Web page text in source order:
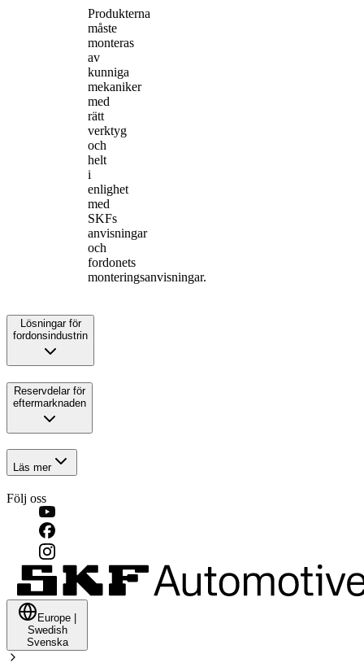
Produkterna
måste
monteras
av
kunniga
mekaniker
med
rätt
verktyg
och
helt
i
enlighet
med
SKFs
anvisningar
och
fordonets
monteringsanvisningar.
Lösningar för
fordonsindustrin
Reservdelar för
eftermarknaden
Läs mer
Följ oss
Europe
Swedish
Svenska